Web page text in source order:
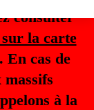
consulter
la carte
En cas de
à la